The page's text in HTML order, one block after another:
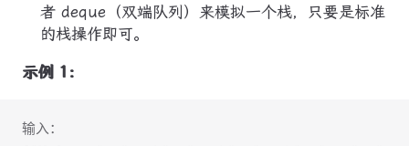
者 deque（双端队列）来模拟一个栈，只要是标准
的栈操作即可。
示例 1：
输入：